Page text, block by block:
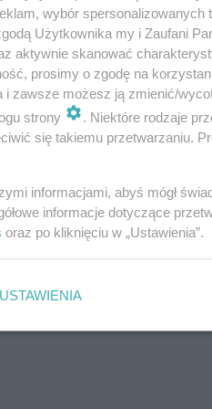
która pokonała
wygrywać Donalda
błędy w defensywie,
rezultatem 1:2, co wciąż
dołożyli jeszcze dwie
goli dla ekipy
a także Hans
rundzie mistrzostw
Portugalię wynikiem
wybór
Użytkownika my i Zaufani
aktywnie skanować
prosimy o zgodę na
i zawsze możesz ją zmienić/
strony
. Niektóre rodzaje
się takiemu przetwarzaniu.
informacjami, abyś mógł
informacje dotyczące
oraz po kliknięciu w „Ustawienia”.
USTAWIENIA